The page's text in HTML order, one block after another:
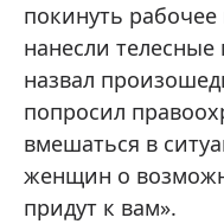
покинуть
нанесли
назвал
попросил
вмешаться в
женщин о
придут к вам».